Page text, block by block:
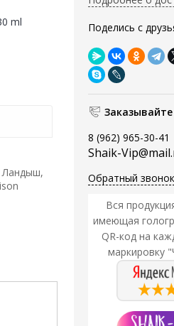
Поделись с
8 (962) 965-30-41
Shaik-
Обратный звонок
Вся
имеющая
QR-код на
маркировку
ml
Ландыш,